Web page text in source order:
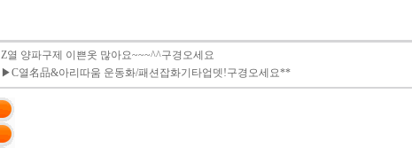
Z열 양파구제 이쁜옷 많아요~~~^^구경오세요
▶C열名品&아리따움 운동화/패션잡화기타업뎃!구경오세요**